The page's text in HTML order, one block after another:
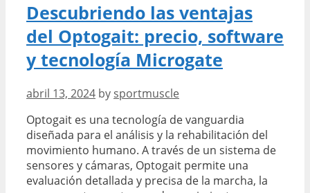
B5.
Descubriendo las ventajas
del Optogait: precio, software
y tecnología Microgate
abril 13, 2024 by sportmuscle
Optogait es una tecnología de vanguardia
diseñada para el análisis y la rehabilitación del
movimiento humano. A través de un sistema de
sensores y cámaras, Optogait permite una
evaluación detallada y precisa de la marcha, la